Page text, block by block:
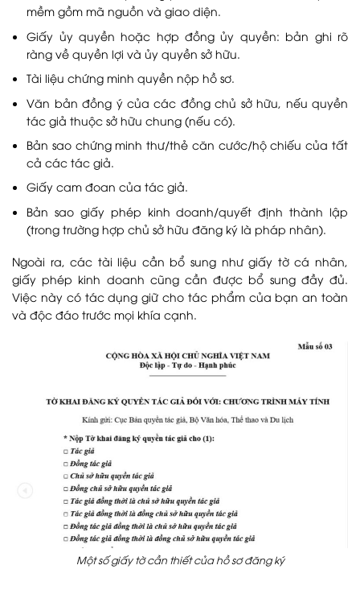
mềm gồm mã nguồn và giao diện.
Giấy ủy quyền hoặc hợp đồng ủy quyền: bản ghi rõ
ràng về quyền lợi và ủy quyền sở hữu.
Tài liệu chứng minh quyền nộp hồ sơ.
Văn bản đồng ý của các đồng chủ sở hữu, nếu quyền
tác giả thuộc sở hữu chung (nếu có).
Bản sao chứng minh thư/thẻ căn cước/hộ chiếu của tất
cả các tác giả.
Giấy cam đoan của tác giả.
Bản sao giấy phép kinh doanh/quyết định thành lập
(trong trường hợp chủ sở hữu đăng ký là pháp nhân).
Ngoài ra, các tài liệu cần bổ sung như giấy tờ cá nhân,
giấy phép kinh doanh cũng cần được bổ sung đầy đủ.
Việc này có tác dụng giữ cho tác phẩm của bạn an toàn
và độc đáo trước mọi khía cạnh.
Một số giấy tờ cần thiết của hồ sơ đăng ký